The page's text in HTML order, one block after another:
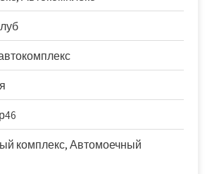
комплекс, Автомоечный